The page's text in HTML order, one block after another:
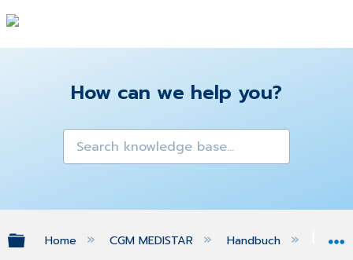
How can we help you?
Expand/collapse global hierarchy
Home CGM MEDISTAR Handbuch